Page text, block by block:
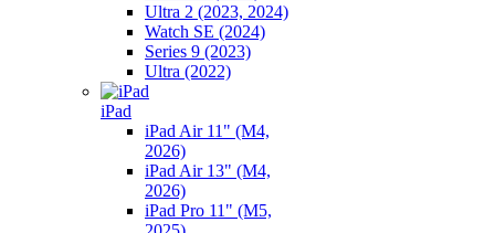
Ultra 2 (2023, 2024)
Watch SE (2024)
Series 9 (2023)
Ultra (2022)
iPad
iPad Air 11" (M4,
2026)
iPad Air 13" (M4,
2026)
iPad Pro 11" (M5,